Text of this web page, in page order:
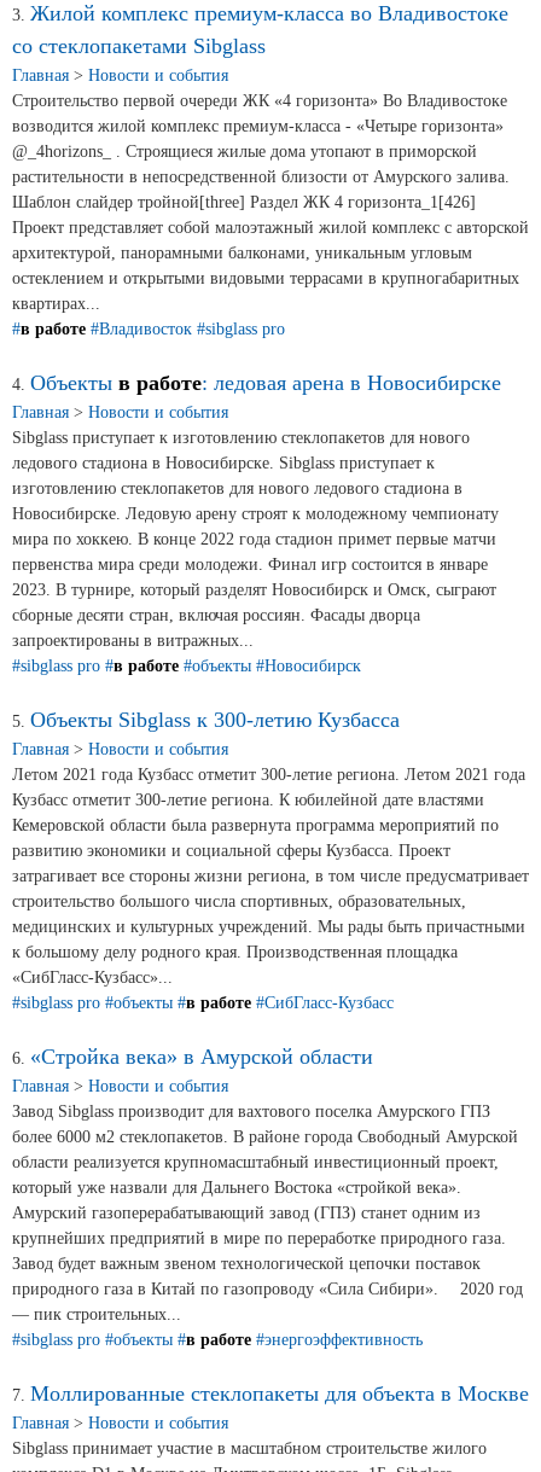
Проекты
Контакты
+7 (391) 278-77-77
info@sibglass.ru
Продажа Б/У оборудования
3. Жилой комплекс премиум-класса во Владивостоке
со стеклопакетами Sibglass
Главная > Новости и события
Строительство первой очереди ЖК «4 горизонта» Во Владивостоке
возводится жилой комплекс премиум-класса - «Четыре горизонта»
@_4horizons_ . Строящиеся жилые дома утопают в приморской
растительности в непосредственной близости от Амурского залива.
Шаблон слайдер тройной[three] Раздел ЖК 4 горизонта_1[426]
Проект представляет собой малоэтажный жилой комплекс с авторской
архитектурой, панорамными балконами, уникальным угловым
остеклением и открытыми видовыми террасами в крупногабаритных
квартирах...
#в работе #Владивосток #sibglass pro
4. Объекты в работе: ледовая арена в Новосибирске
Главная > Новости и события
Sibglass приступает к изготовлению стеклопакетов для нового
ледового стадиона в Новосибирске. Sibglass приступает к
изготовлению стеклопакетов для нового ледового стадиона в
Новосибирске. Ледовую арену строят к молодежному чемпионату
мира по хоккею. В конце 2022 года стадион примет первые матчи
первенства мира среди молодежи. Финал игр состоится в январе
2023. В турнире, который разделят Новосибирск и Омск, сыграют
сборные десяти стран, включая россиян. Фасады дворца
запроектированы в витражных...
#sibglass pro #в работе #объекты #Новосибирск
5. Объекты Sibglass к 300-летию Кузбасса
Главная > Новости и события
Летом 2021 года Кузбасс отметит 300-летие региона. Летом 2021 года
Кузбасс отметит 300-летие региона. К юбилейной дате властями
Кемеровской области была развернута программа мероприятий по
развитию экономики и социальной сферы Кузбасса. Проект
затрагивает все стороны жизни региона, в том числе предусматривает
строительство большого числа спортивных, образовательных,
медицинских и культурных учреждений. Мы рады быть причастными
к большому делу родного края. Производственная площадка
«СибГласс-Кузбасс»...
#sibglass pro #объекты #в работе #СибГласс-Кузбасс
6. «Стройка века» в Амурской области
Главная > Новости и события
Завод Sibglass производит для вахтового поселка Амурского ГПЗ
более 6000 м2 стеклопакетов. В районе города Свободный Амурской
области реализуется крупномасштабный инвестиционный проект,
который уже назвали для Дальнего Востока «стройкой века». ⠀
Амурский газоперерабатывающий завод (ГПЗ) станет одним из
крупнейших предприятий в мире по переработке природного газа.
Завод будет важным звеном технологической цепочки поставок
природного газа в Китай по газопроводу «Сила Сибири». ⠀ 2020 год
— пик строительных...
#sibglass pro #объекты #в работе #энергоэффективность
7. Моллированные стеклопакеты для объекта в Москве
Главная > Новости и события
Sibglass принимает участие в масштабном строительстве жилого